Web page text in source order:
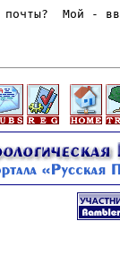
почты?  Мой -